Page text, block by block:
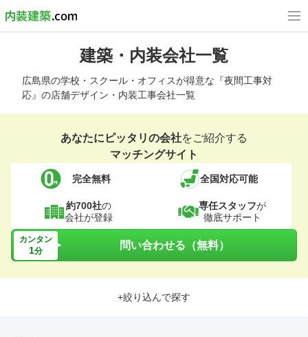
建築・内装会社一覧
広島県の学校・スクール・オフィスが得意な『夜間工事対
応』の店舗デザイン・内装工事会社一覧
あなたにピッタリの会社をご紹介する
マッチングサイト
完全無料 全国対応可能
約700社の
会社が登録
専任スタッフが
徹底サポート
カンタン
1分 問い合わせる（無料）
+絞り込んで探す